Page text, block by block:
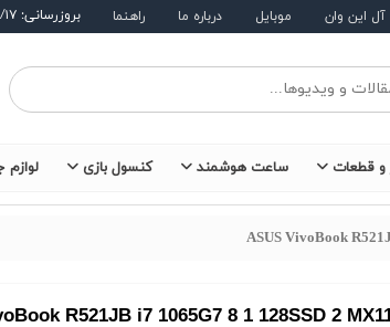
آل این وان موبایل درباره ما راهنما بروزرسانی: ۱۴۰۵/۵/۱۷
و قطعات ساعت هوشمند کنسول بازی لوازم
ASUS VivoBook
R521JB i7 1065G7 8 1 128SSD 2